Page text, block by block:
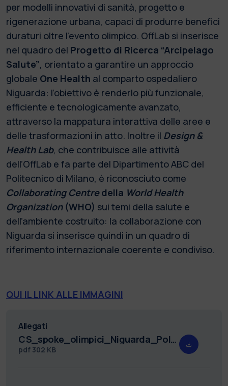
per modelli innovativi di sanità, progetto e
rigenerazione urbana, capaci di produrre benefici
duraturi oltre l’evento olimpico. OffLab si inserisce
nel quadro del Progetto di Ricerca “Arcipelago
Salute”, orientato a garantire un approccio
globale One Health al comparto ospedaliero
Niguarda: l’obiettivo è renderlo più funzionale,
efficiente e tecnologicamente avanzato,
attraverso la mappatura interattiva delle aree e
delle trasformazioni in atto. Inoltre il Design &
Health Lab, che contribuisce alle attività
dell’OffLab e fa parte del Dipartimento ABC del
Politecnico di Milano, è riconosciuto come
Collaborating Centredella World Health
Organization(WHO) sui temi della salute e
dell’ambiente costruito: la collaborazione con
Niguarda si inserisce quindi in un quadro di
riferimento internazionale coerente e condiviso.
QUI IL LINK ALLE IMMAGINI
Allegati
CS_spoke_olimpici_Niguarda_Politecnico.pdf
pdf 302 KB